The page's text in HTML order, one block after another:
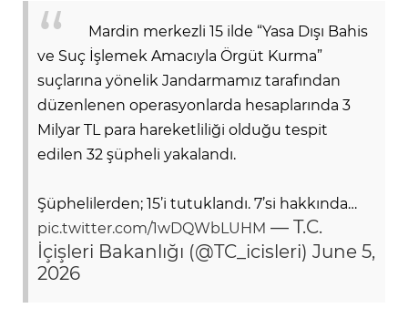
Mardin merkezli 15 ilde “Yasa Dışı Bahis
ve Suç İşlemek Amacıyla Örgüt Kurma”
suçlarına yönelik Jandarmamız tarafından
düzenlenen operasyonlarda hesaplarında 3
Milyar TL para hareketliliği olduğu tespit
edilen 32 şüpheli yakalandı.
Şüphelilerden; 15’i tutuklandı. 7’si hakkında…
pic.twitter.com/1wDQWbLUHM — T.C.
İçişleri Bakanlığı (@TC_icisleri) June 5,
2026